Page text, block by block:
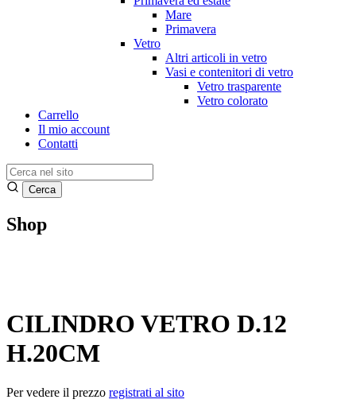
Mare
Primavera
Vetro
Altri articoli in vetro
Vasi e contenitori di vetro
Vetro trasparente
Vetro colorato
Carrello
Il mio account
Contatti
Shop
CILINDRO VETRO D.12
H.20CM
Per vedere il prezzo registrati al sito